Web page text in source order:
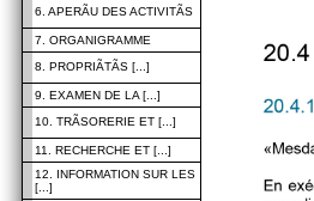
6. APERÃU DES ACTIVITÃS
7. ORGANIGRAMME
8. PROPRIÃTÃS [...]
9. EXAMEN DE LA [...]
10. TRÃSORERIE ET [...]
11. RECHERCHE ET [...]
12. INFORMATION SUR LES
[...]